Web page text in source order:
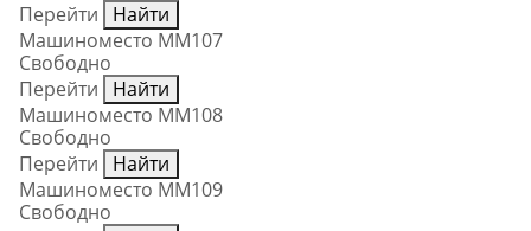
Перейти
Найти
Машиноместо ММ107
Свободно
Перейти
Найти
Машиноместо ММ108
Свободно
Перейти
Найти
Машиноместо ММ109
Свободно